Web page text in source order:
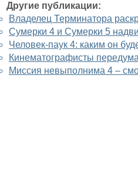
Другие публикации:
Владелец Терминатора
Сумерки 4 и Сумерки 5
Человек-паук 4: каким он
Кинематографисты
Миссия невыполнима 4 –